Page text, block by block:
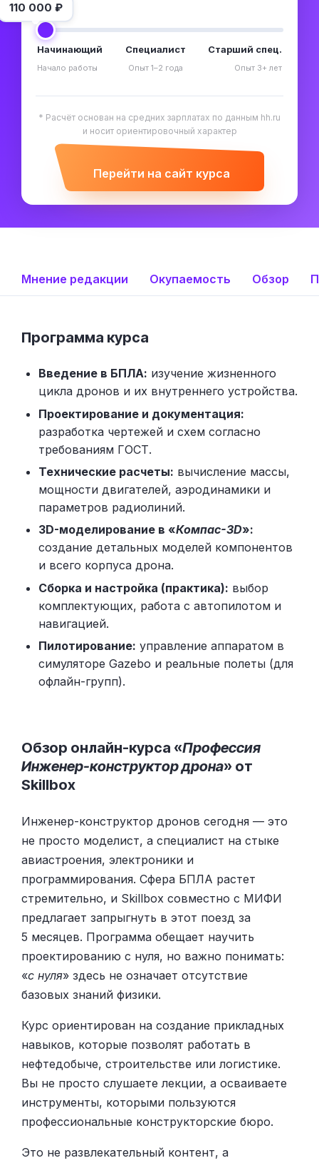
110 000 ₽
Начинающий
Начало работы
Специалист
Опыт 1–2 года
Старший спец.
Опыт 3+ лет
* Расчёт основан на средних зарплатах по данным hh.ru
и носит ориентировочный характер
Перейти на сайт курса
Мнение редакции Окупаемость Обзор
Программа курса
Введение в БПЛА: изучение жизненного
цикла дронов и их внутреннего устройства.
Проектирование и документация:
разработка чертежей и схем согласно
требованиям ГОСТ.
Технические расчеты: вычисление массы,
мощности двигателей, аэродинамики и
параметров радиолиний.
3D-моделирование в «Компас-3D»:
создание детальных моделей компонентов
и всего корпуса дрона.
Сборка и настройка (практика): выбор
комплектующих, работа с автопилотом и
навигацией.
Пилотирование: управление аппаратом в
симуляторе Gazebo и реальные полеты (для
офлайн-групп).
Обзор онлайн-курса «Профессия
Инженер-конструктор дрона» от
Skillbox
Инженер-конструктор дронов сегодня — это
не просто моделист, а специалист на стыке
авиастроения, электроники и
программирования. Сфера БПЛА растет
стремительно, и Skillbox совместно с МИФИ
предлагает запрыгнуть в этот поезд за
5 месяцев. Программа обещает научить
проектированию с нуля, но важно понимать:
«с нуля» здесь не означает отсутствие
базовых знаний физики.
Курс ориентирован на создание прикладных
навыков, которые позволят работать в
нефтедобыче, строительстве или логистике.
Вы не просто слушаете лекции, а осваиваете
инструменты, которыми пользуются
профессиональные конструкторские бюро.
Это не развлекательный контент, а